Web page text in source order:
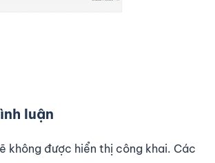
luận
không được hiển thị công khai. Các